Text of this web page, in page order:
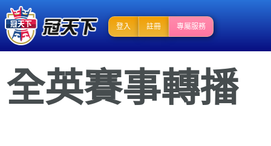
登入 註冊 專屬服務
全英賽事轉播